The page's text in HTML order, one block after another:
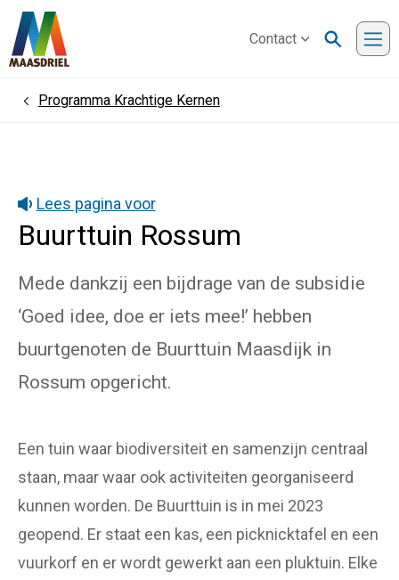
Contact
HomeProgramma Krachtige Kernen
Lees pagina voor
Buurttuin Rossum
Mede dankzij een bijdrage van de subsidie
‘Goed idee, doe er iets mee!’ hebben
buurtgenoten de Buurttuin Maasdijk in
Rossum opgericht.
Een tuin waar biodiversiteit en samenzijn centraal
staan, maar waar ook activiteiten georganiseerd
kunnen worden. De Buurttuin is in mei 2023
geopend. Er staat een kas, een picknicktafel en een
vuurkorf en er wordt gewerkt aan een pluktuin. Elke